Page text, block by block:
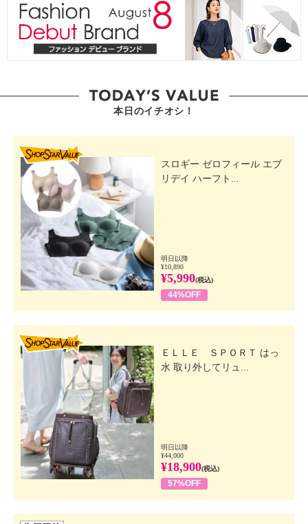
本日のイチオシ！
スロギー ゼロフィール エブ
リデイ ハーフト...
明日以降
¥10,890
¥5,990(税込)
44%OFF
ＥＬＬＥ ＳＰＯＲＴ はっ
水 取り外してリュ...
明日以降
¥44,000
¥18,900(税込)
57%OFF